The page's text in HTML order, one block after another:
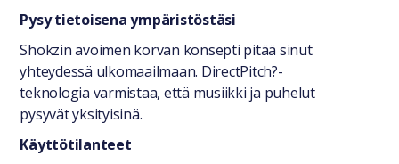
Pysy tietoisena ympäristöstäsi
Shokzin avoimen korvan konsepti pitää sinut
yhteydessä ulkomaailmaan. DirectPitch?-
teknologia varmistaa, että musiikki ja puhelut
pysyvät yksityisinä.
Käyttötilanteet